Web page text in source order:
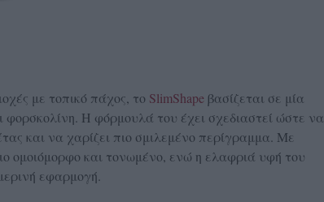
με τοπικό πάχος, το SlimShape βασίζεται σε μία
Η φόρμουλά του έχει σχεδιαστεί ώστε να
και να χαρίζει πιο σμιλεμένο περίγραμμα. Με
ομοιόμορφο και τονωμένο, ενώ η ελαφριά υφή του
εφαρμογή.